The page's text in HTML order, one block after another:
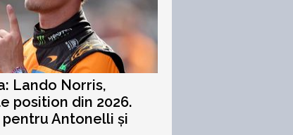
Lando Norris,
position din 2026.
pentru Antonelli și